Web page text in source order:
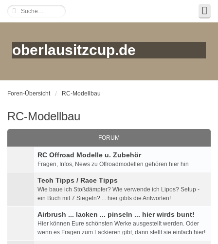
oberlausitzcup.de
Foren-Übersicht RC-Modellbau
RC-Modellbau
FORUM
RC Offroad Modelle u. Zubehör
Fragen, Infos, News zu Offroadmodellen gehören hier hin
Tech Tipps / Race Tipps
Wie baue ich Stoßdämpfer? Wie verwende ich Lipos? Setup -
ein Buch mit 7 Siegeln? ... hier gibts die Antworten!
Airbrush ... lacken ... pinseln ... hier wirds bunt!
Hier können Eure schönsten Werke ausgestellt werden. Oder
wenn es Fragen zum Lackieren gibt, dann stellt sie einfach hier!